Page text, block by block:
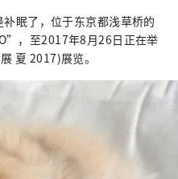
眠了，位于东京都浅草桥的
，至2017年8月26日正在举
夏 2017)展览。